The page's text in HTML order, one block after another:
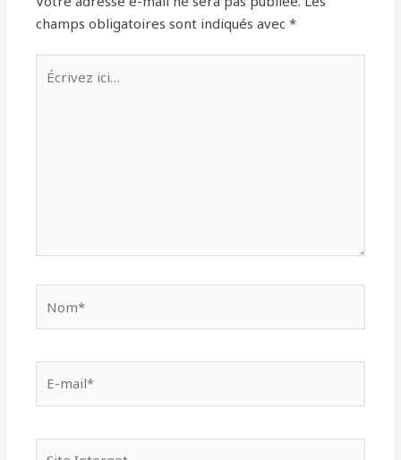
champs obligatoires sont indiqués avec*
ici…
mail*